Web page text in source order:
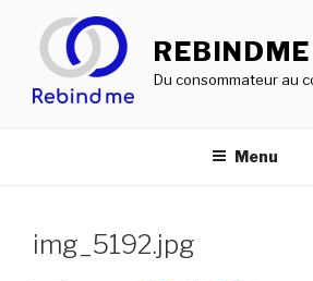
contenu
principal
REBINDME
Du consommateur au
Menu
img_5192.jpg